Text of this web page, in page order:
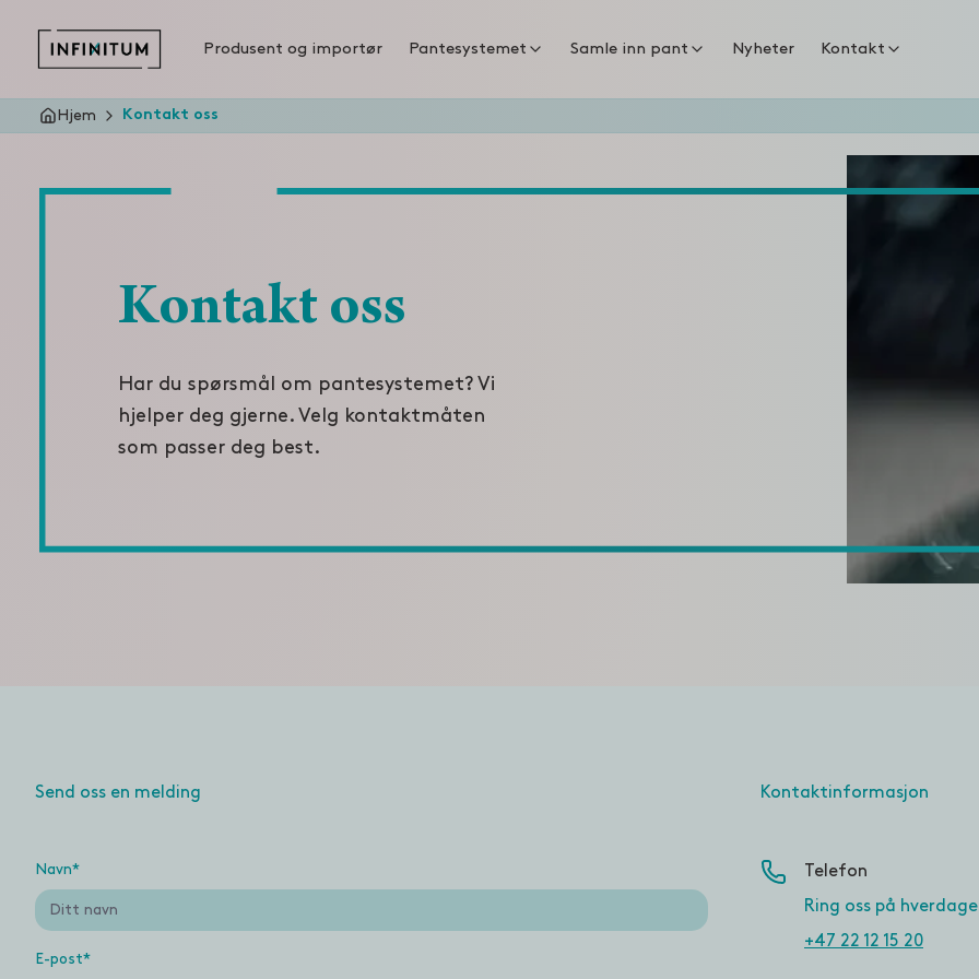
Produsent og importør Pantesystemet Samle inn pant Nyheter Kontakt
Hjem Kontakt oss
Kontakt oss
Har du spørsmål om pantesystemet? Vi
hjelper deg gjerne. Velg kontaktmåten
som passer deg best.
Send oss en melding
Navn*
E-post*
Kontaktinformasjon
Telefon
Ring oss på
+47 22 12 15 20